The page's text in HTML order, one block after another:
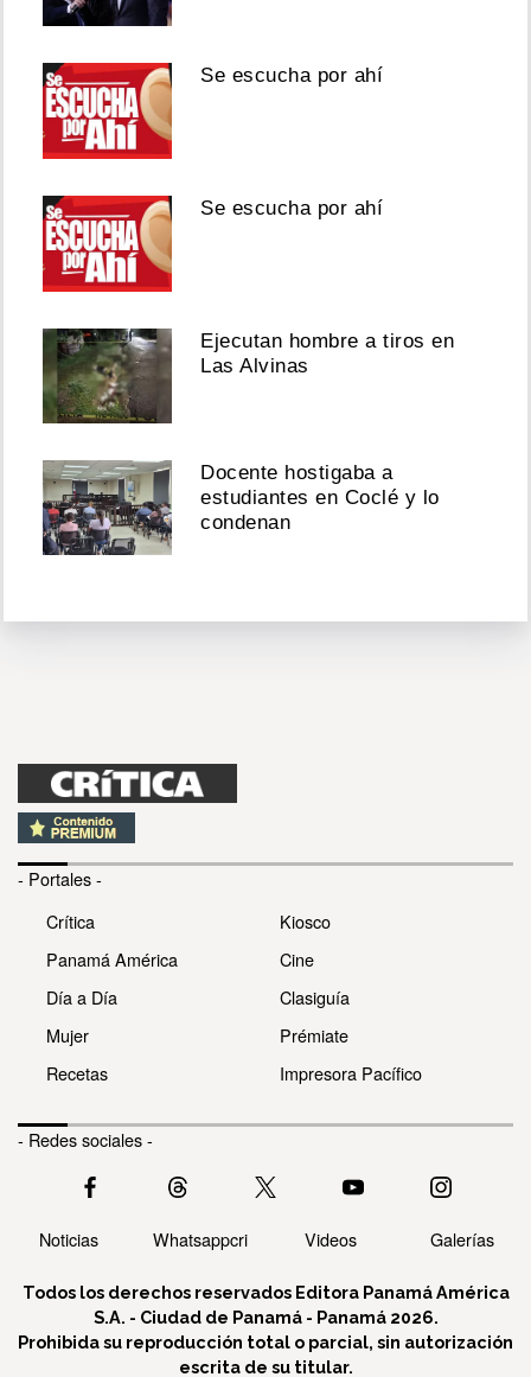
Se escucha por ahí
Se escucha por ahí
Ejecutan hombre a tiros en
Las Alvinas
Docente hostigaba a
estudiantes en Coclé y lo
condenan
- Portales -
Crítica
Panamá América
Día a Día
Mujer
Recetas
Kiosco
Cine
Clasiguía
Prémiate
Impresora Pacífico
- Redes sociales -
Noticias Whatsappcri Videos Galerías
Todos los derechos reservados Editora Panamá América
S.A. - Ciudad de Panamá - Panamá 2026.
Prohibida su reproducción total o parcial, sin autorización
escrita de su titular.